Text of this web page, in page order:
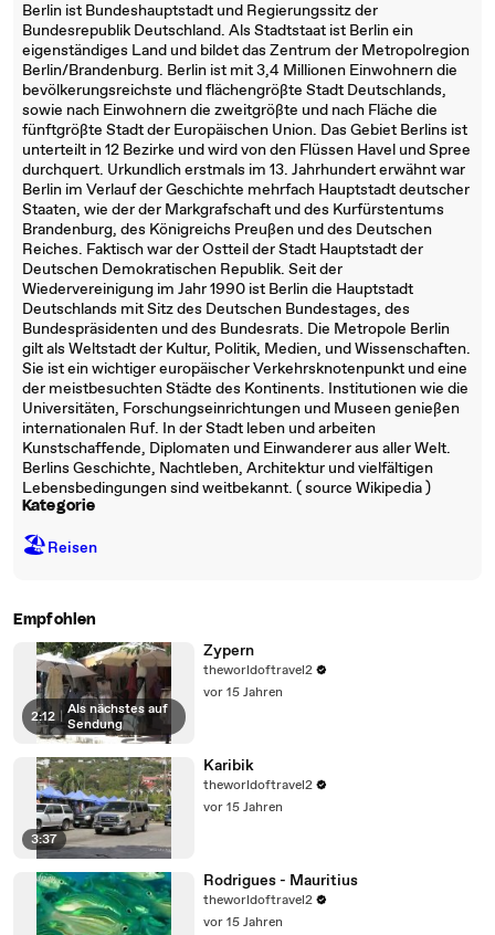
Berlin ist Bundeshauptstadt und Regierungssitz der
Bundesrepublik Deutschland. Als Stadtstaat ist Berlin ein
eigenständiges Land und bildet das Zentrum der Metropolregion
Berlin/Brandenburg. Berlin ist mit 3,4 Millionen Einwohnern die
bevölkerungsreichste und flächengrößte Stadt Deutschlands,
sowie nach Einwohnern die zweitgrößte und nach Fläche die
fünftgrößte Stadt der Europäischen Union. Das Gebiet Berlins ist
unterteilt in 12 Bezirke und wird von den Flüssen Havel und Spree
durchquert. Urkundlich erstmals im 13. Jahrhundert erwähnt war
Berlin im Verlauf der Geschichte mehrfach Hauptstadt deutscher
Staaten, wie der der Markgrafschaft und des Kurfürstentums
Brandenburg, des Königreichs Preußen und des Deutschen
Reiches. Faktisch war der Ostteil der Stadt Hauptstadt der
Deutschen Demokratischen Republik. Seit der
Wiedervereinigung im Jahr 1990 ist Berlin die Hauptstadt
Deutschlands mit Sitz des Deutschen Bundestages, des
Bundespräsidenten und des Bundesrats. Die Metropole Berlin
gilt als Weltstadt der Kultur, Politik, Medien, und Wissenschaften.
Sie ist ein wichtiger europäischer Verkehrsknotenpunkt und eine
der meistbesuchten Städte des Kontinents. Institutionen wie die
Universitäten, Forschungseinrichtungen und Museen genießen
internationalen Ruf. In der Stadt leben und arbeiten
Kunstschaffende, Diplomaten und Einwanderer aus aller Welt.
Berlins Geschichte, Nachtleben, Architektur und vielfältigen
Lebensbedingungen sind weitbekannt. ( source Wikipedia )
Kategorie
🏖Reisen
Empfohlen
2:12
Als nächstes auf
Sendung
Zypern
theworldoftravel2
vor 15 Jahren
3:37
Karibik
theworldoftravel2
vor 15 Jahren
Rodrigues - Mauritius
theworldoftravel2
vor 15 Jahren